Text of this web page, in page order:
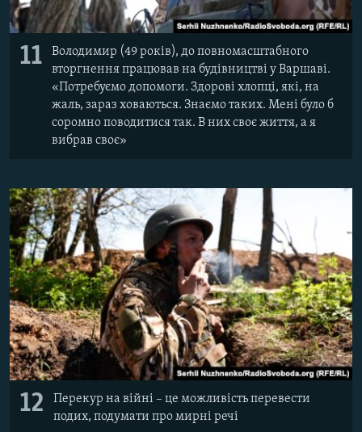
11
Володимир (49 років), до повномасштабного
вторгнення працював на будівництві у Варшаві.
«Потребуємо допомоги. Здорові хлопці, які, на
жаль, зараз ховаються. Знаємо таких. Мені було б
соромно поводитися так. В них своє життя, а я
вибрав своє»
12
Перекур на війні – це можливість перевести
подих, подумати про мирні речі